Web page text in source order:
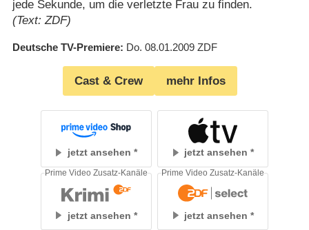
jede Sekunde, um die verletzte Frau zu finden.
(Text: ZDF)
Deutsche TV-Premiere Do. 08.01.2009 ZDF
Cast & Crew mehr Infos
jetzt ansehen jetzt ansehen
jetzt ansehen
Prime Video Zusatz-Kanäle
jetzt ansehen
Prime Video Zusatz-Kanäle